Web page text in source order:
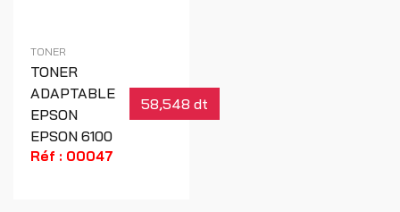
TONER
TONER
ADAPTABLE
EPSON
EPSON 6100
58,548 dt
Réf : 00047